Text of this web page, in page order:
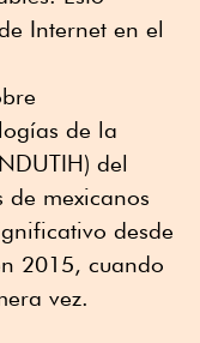
Internet en el
de la
del
mexicanos
desde
2015, cuando
vez.